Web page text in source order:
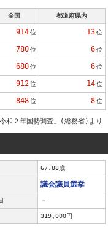
全国 都道府県内
914 位 13 位
780 位 6 位
680 位 6 位
912 位 14 位
848 位 8 位
和２年国勢調査」(総務省)より
67.88歳
議会議員選挙
－
319,000円